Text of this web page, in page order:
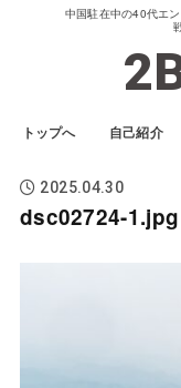
中国駐在中の40代エ
トップへ 自己紹介
2025.04.30
dsc02724-1.jpg